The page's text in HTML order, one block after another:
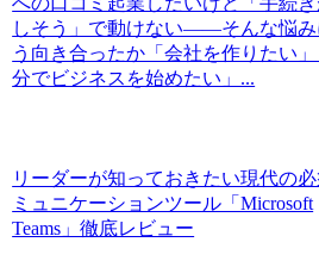
しそう」で動けない——そんな悩み
う向き合ったか「会社を作りたい」
分でビジネスを始めたい」...
リーダーが知っておきたい現代の必
ミュニケーションツール「Microsoft
Teams」徹底レビュー